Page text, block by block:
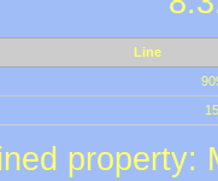
Line
15
property: